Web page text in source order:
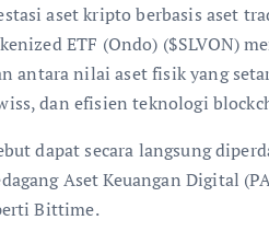
aset kripto berbasis aset
ETF (Ondo) ($SLVON)
antara nilai aset fisik yang
dan efisien teknologi
dapat secara langsung
Aset Keuangan Digital
Bittime.